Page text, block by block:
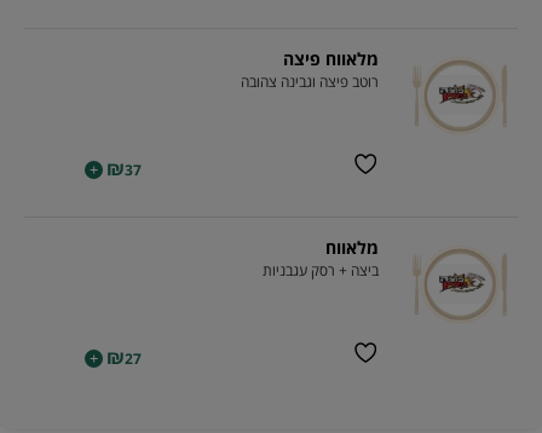
מלאווח פיצה
רוטב פיצה וגבינה צהובה
₪37
+
מלאווח
ביצה + רסק עגבניות
₪27
+